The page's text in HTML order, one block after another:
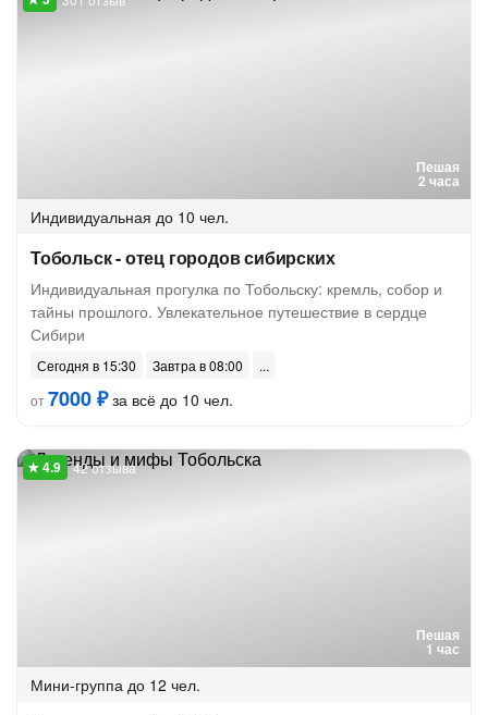
Пешая
2 часа
Индивидуальная до 10 чел.
Тобольск - отец городов сибирских
Индивидуальная прогулка по Тобольску: кремль, собор и
тайны прошлого. Увлекательное путешествие в сердце
Сибири
Сегодня в 15:30
Завтра в 08:00
от7000 ₽за всё до 10 чел.
Пешая
1 час
42 отзыва
Мини-группа до 12 чел.